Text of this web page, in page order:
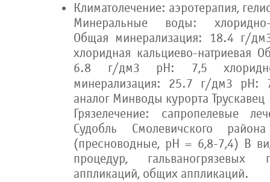
Климатолечение: аэротерапия,
Минеральные воды: хлоридно-
Общая минерализация: 18.4 г/
хлоридная кальциево-натриевая
6.8 г/дм3 рН: 7,5 хлоридно-
минерализация: 25.7 г/дм3
аналог Минводы курорта Трускавец
Грязелечение: сапропелевые
Судобль Смолевичского
(пресноводные, pH = 6,8-7,4) В
процедур, гальваногрязевых
аппликаций, общих аппликаций.